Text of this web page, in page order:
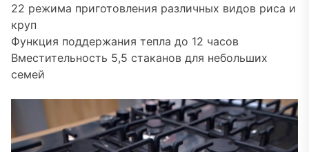
22 режима приготовления различных видов риса и
круп
Функция поддержания тепла до 12 часов
Вместительность 5,5 стаканов для небольших
семей